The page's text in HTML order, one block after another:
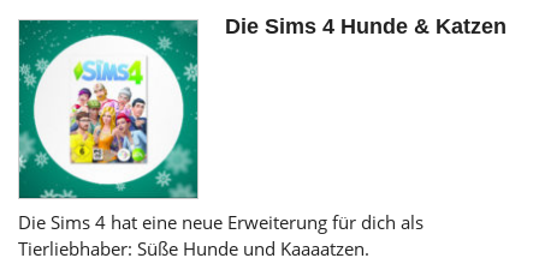
Die Sims 4 Hunde & Katzen
Die Sims 4 hat eine neue Erweiterung für dich als
Tierliebhaber: Süße Hunde und Kaaaatzen.